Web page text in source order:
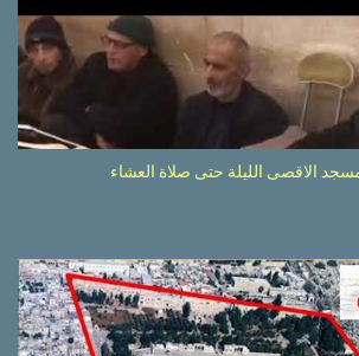
الاقصى الليلة حتى صلاة العشاء